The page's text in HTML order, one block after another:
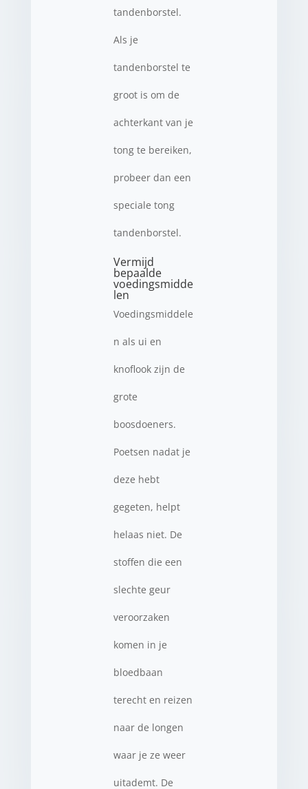
tandenborstel.
Als je
tandenborstel te
groot is om de
achterkant van je
tong te bereiken,
probeer dan een
speciale tong
tandenborstel.
Vermijd
bepaalde
voedingsmidde
len
Voedingsmiddele
n als ui en
knoflook zijn de
grote
boosdoeners.
Poetsen nadat je
deze hebt
gegeten, helpt
helaas niet. De
stoffen die een
slechte geur
veroorzaken
komen in je
bloedbaan
terecht en reizen
naar de longen
waar je ze weer
uitademt. De